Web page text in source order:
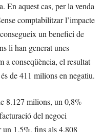
En aquest cas, per la venda
comptabilitzar l’impacte
un benefici de
li han generat unes
a conseqüència, el resultat
de 411 milions en negatiu.
8.127 milions, un 0,8%
del negoci
1,5%, fins als 4.808